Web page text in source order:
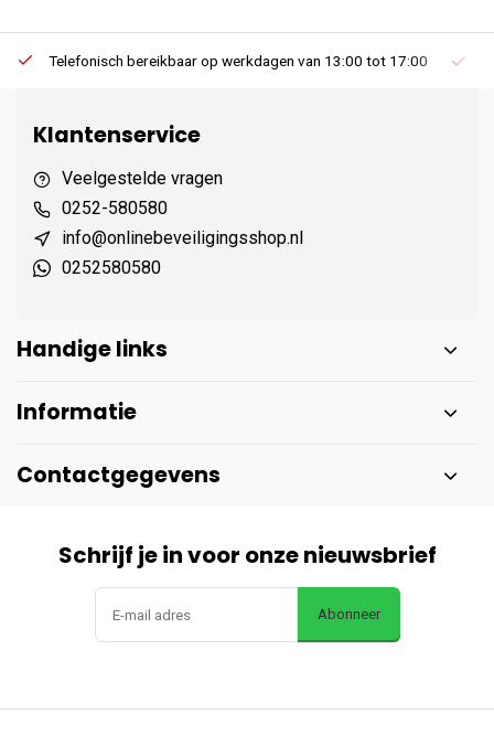
Telefonisch bereikbaar op werkdagen van 13:00 tot 17:00
Klantenservice
Veelgestelde vragen
0252-580580
info@onlinebeveiligingsshop.nl
0252580580
Handige links
Informatie
Contactgegevens
Schrijf je in voor onze nieuwsbrief
Abonneer